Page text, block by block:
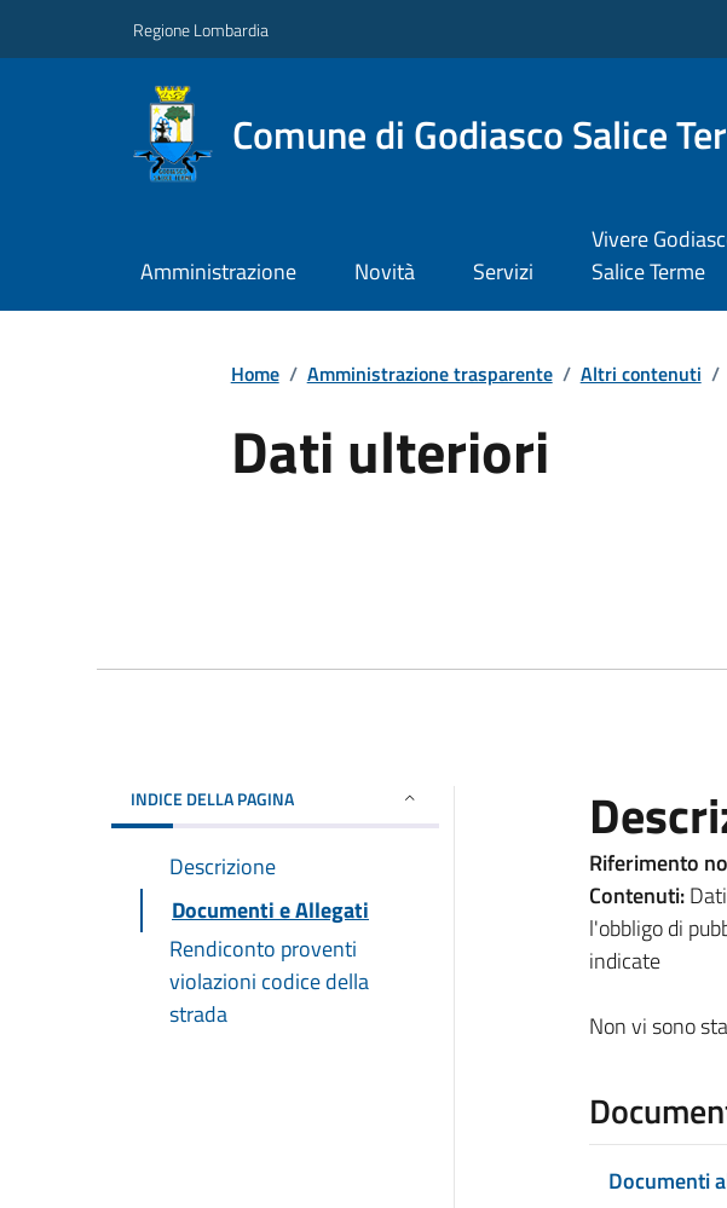
Regione Lombardia
Comune di Godiasco Salice
Amministrazione Novità Servizi
Vivere
Salice Terme
Home / Amministrazione trasparente / Altri contenuti /
Dati ulteriori
INDICE DELLA PAGINA
Descrizione
Documenti e Allegati
Rendiconto proventi
violazioni codice della
strada
Riferimento
Contenuti:
l'obbligo di
indicate
Non vi sono
Documenti